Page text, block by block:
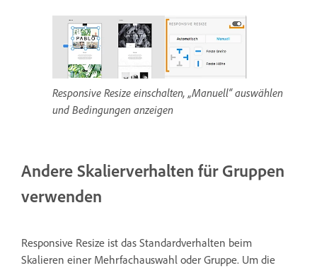
Responsive Resize einschalten, „Manuell“ auswählen
und Bedingungen anzeigen
Andere Skalierverhalten für Gruppen
verwenden
Responsive Resize ist das Standardverhalten beim
Skalieren einer Mehrfachauswahl oder Gruppe. Um die